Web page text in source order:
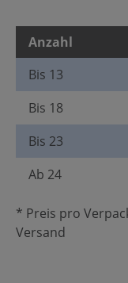
Anzahl
Bis 13
Bis 18
Bis 23
Ab 24
* Preis pro
Versand